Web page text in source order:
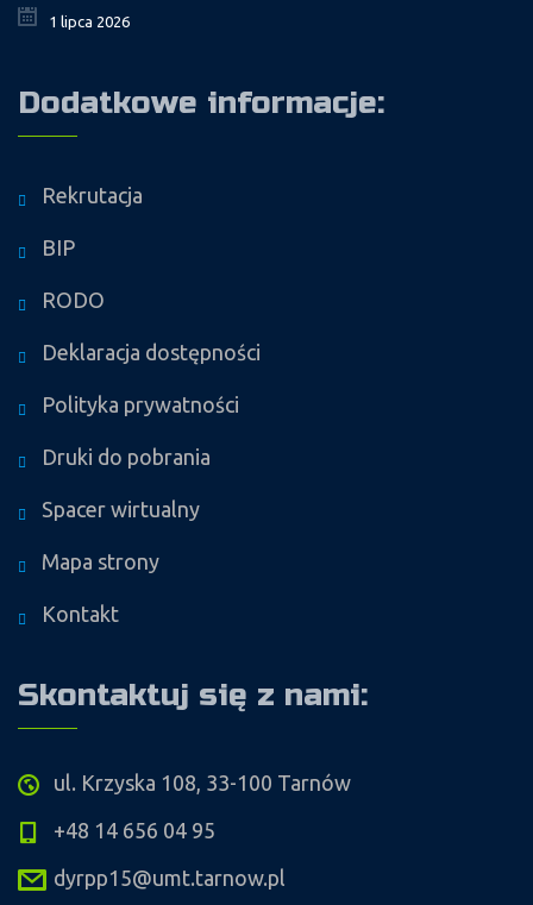
1 lipca 2026
Dodatkowe informacje:
Rekrutacja
BIP
RODO
Deklaracja dostępności
Polityka prywatności
Druki do pobrania
Spacer wirtualny
Mapa strony
Kontakt
Skontaktuj się z nami:
ul. Krzyska 108, 33-100 Tarnów
+48 14 656 04 95
dyrpp15@umt.tarnow.pl